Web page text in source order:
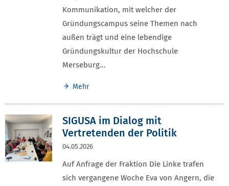
Kommunikation, mit welcher der
Gründungscampus seine Themen nach
außen trägt und eine lebendige
Gründungskultur der Hochschule
Merseburg…
Mehr
SIGUSA im Dialog mit
Vertretenden der Politik
04.05.2026
Auf Anfrage der Fraktion Die Linke trafen
sich vergangene Woche Eva von Angern, die